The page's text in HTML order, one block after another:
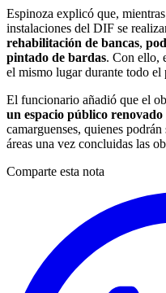
Espinoza explicó que,
instalaciones del DIF se
rehabilitación de bancas,
pintado de bardas. Con ello,
el mismo lugar durante todo el
El funcionario añadió que el
un espacio público renovado
camarguenses, quienes
áreas una vez concluidas las
Comparte esta nota